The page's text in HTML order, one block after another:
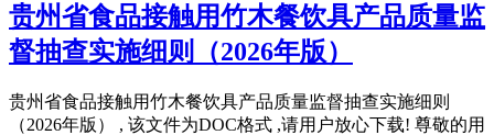
贵州省食品接触用竹木餐饮具产品质量监
督抽查实施细则（2026年版）
贵州省食品接触用竹木餐饮具产品质量监督抽查实施细则
（2026年版） , 该文件为DOC格式 ,请用户放心下载! 尊敬的用